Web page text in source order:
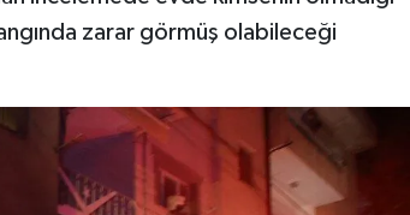
zarar görmüş olabileceği